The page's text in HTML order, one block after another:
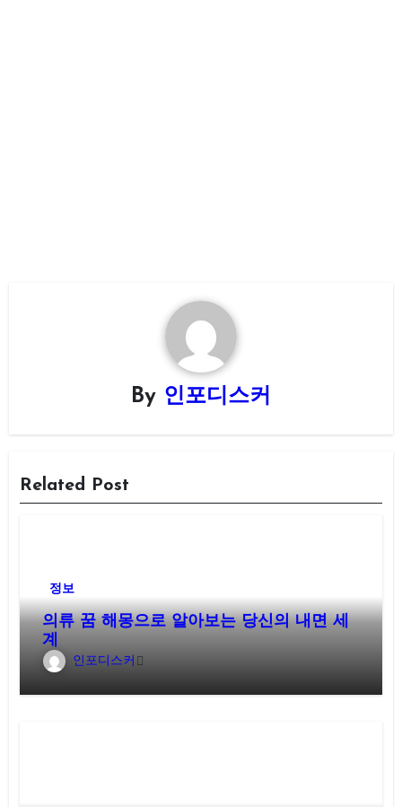
By 인포디스커
Related Post
정보
의류 꿈 해몽으로 알아보는 당신의 내면 세
계
인포디스커